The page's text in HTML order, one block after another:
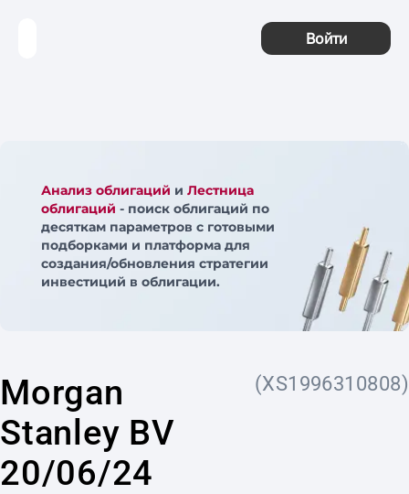
Войти
Анализ облигаций и Лестница
облигаций - поиск облигаций по
десяткам параметров с готовыми
подборками и платформа для
создания/обновления стратегии
инвестиций в облигации.
Morgan
Stanley BV
20/06/24
(XS1996310808)